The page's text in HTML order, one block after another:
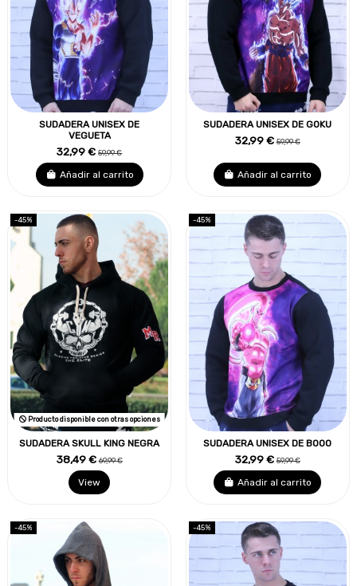
SUDADERA UNISEX DE
VEGUETA
32,99 €59,99 €
Añadir al carrito
SUDADERA UNISEX DE GOKU
32,99 €59,99 €
Añadir al carrito
-45%
Producto disponible con otras opciones
SUDADERA SKULL KING NEGRA
38,49 €69,99 €
View
-45%
SUDADERA UNISEX DE BOOO
32,99 €59,99 €
Añadir al carrito
-45% -45%